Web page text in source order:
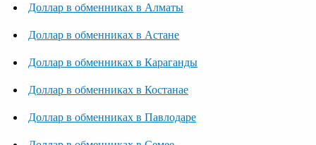
Доллар в обменниках в Алматы
Доллар в обменниках в Астане
Доллар в обменниках в Караганды
Доллар в обменниках в Костанае
Доллар в обменниках в Павлодаре